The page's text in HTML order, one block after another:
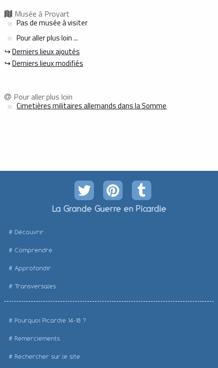
Musée à Proyart
Pas de musée à visiter
Pour aller plus loin ...
↪Derniers lieux ajoutés
↪Derniers lieux modifiés
Pour aller plus loin
Cimetières militaires allemands dans la Somme
La Grande Guerre en Picardie
Découvrir
Comprendre
Approfondir
Transversales
Pourquoi Picardie 14-18 ?
Remerciements
Rechercher sur le site